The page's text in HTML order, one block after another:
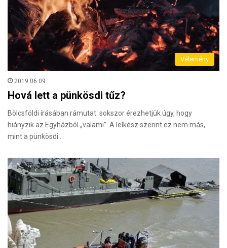
Vélemény
2019.06.09.
Hová lett a pünkösdi tűz?
Bölcsföldi írásában rámutat: sokszor érezhetjük úgy, hogy
hiányzik az Egyházból „valami”. A lelkész szerint ez nem más,
mint a pünkösdi…